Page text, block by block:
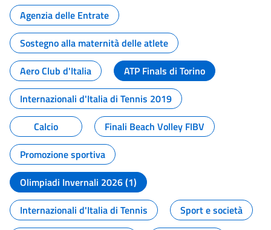
Agenzia delle Entrate
Sostegno alla maternità delle atlete
Aero Club d'Italia
ATP Finals di Torino
Internazionali d'Italia di Tennis 2019
Calcio
Finali Beach Volley FIBV
Promozione sportiva
Olimpiadi Invernali 2026 (1)
Internazionali d'Italia di Tennis
Sport e società